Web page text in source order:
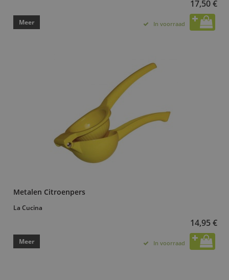
17,50 €
Meer In voorraad
Metalen Citroenpers
La Cucina
14,95 €
Meer In voorraad